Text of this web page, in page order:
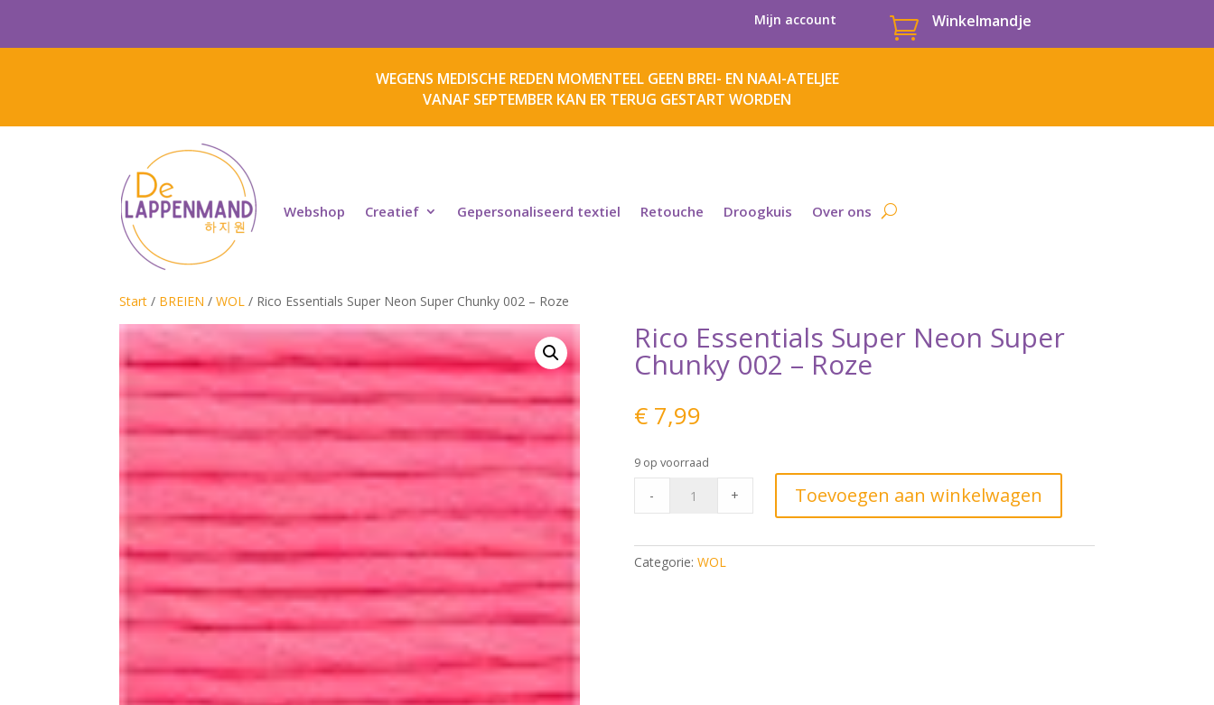
Mijn account  Winkelmandje
WEGENS MEDISCHE REDEN MOMENTEEL GEEN BREI- EN NAAI-ATELJEE
VANAF SEPTEMBER KAN ER TERUG GESTART WORDEN
Webshop Creatief Gepersonaliseerd textiel Retouche Droogkuis Over ons
Start / BREIEN / WOL / Rico Essentials Super Neon Super Chunky 002 – Roze
Rico Essentials Super Neon Super
Chunky 002 – Roze
€7,99
9 op voorraad
Neon
Super
- + Toevoegen aan winkelwagen
Categorie: WOL